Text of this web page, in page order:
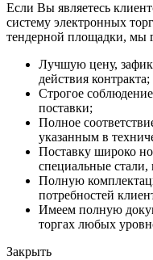
Если Вы являетесь
систему электронных
тендерной площадки, мы
Лучшую цену,
действия контракта;
Строгое
поставки;
Полное
указанным в
Поставку широко
специальные стали,
Полную
потребностей
Имеем полную
торгах любых
Закрыть